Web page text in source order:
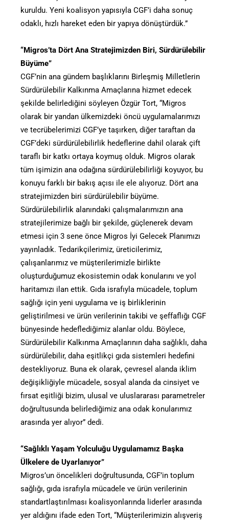
kuruldu. Yeni koalisyon yapısıyla CGF’i daha sonuç
odaklı, hızlı hareket eden bir yapıya dönüştürdük.”
“Migros’ta Dört Ana Stratejimizden Biri, Sürdürülebilir
Büyüme”
CGF’nin ana gündem başlıklarını Birleşmiş Milletlerin
Sürdürülebilir Kalkınma Amaçlarına hizmet edecek
şekilde belirlediğini söyleyen Özgür Tort, “Migros
olarak bir yandan ülkemizdeki öncü uygulamalarımızı
ve tecrübelerimizi CGF’ye taşırken, diğer taraftan da
CGF’deki sürdürülebilirlik hedeflerine dahil olarak çift
taraflı bir katkı ortaya koymuş olduk. Migros olarak
tüm işimizin ana odağına sürdürülebilirliği koyuyor, bu
konuyu farklı bir bakış açısı ile ele alıyoruz. Dört ana
stratejimizden biri sürdürülebilir büyüme.
Sürdürülebilirlik alanındaki çalışmalarımızın ana
stratejilerimize bağlı bir şekilde, güçlenerek devam
etmesi için 3 sene önce Migros İyi Gelecek Planımızı
yayınladık. Tedarikçilerimiz, üreticilerimiz,
çalışanlarımız ve müşterilerimizle birlikte
oluşturduğumuz ekosistemin odak konularını ve yol
haritamızı ilan ettik. Gıda israfıyla mücadele, toplum
sağlığı için yeni uygulama ve iş birliklerinin
geliştirilmesi ve ürün verilerinin takibi ve şeffaflığı CGF
bünyesinde hedeflediğimiz alanlar oldu. Böylece,
Sürdürülebilir Kalkınma Amaçlarının daha sağlıklı, daha
sürdürülebilir, daha eşitlikçi gıda sistemleri hedefini
destekliyoruz. Buna ek olarak, çevresel alanda iklim
değişikliğiyle mücadele, sosyal alanda da cinsiyet ve
fırsat eşitliği bizim, ulusal ve uluslararası parametreler
doğrultusunda belirlediğimiz ana odak konularımız
arasında yer alıyor” dedi.
“Sağlıklı Yaşam Yolculuğu Uygulamamız Başka
Ülkelere de Uyarlanıyor”
Migros’un öncelikleri doğrultusunda, CGF’in toplum
sağlığı, gıda israfıyla mücadele ve ürün verilerinin
standartlaştırılması koalisyonlarında liderler arasında
yer aldığını ifade eden Tort, “Müşterilerimizin alışveriş